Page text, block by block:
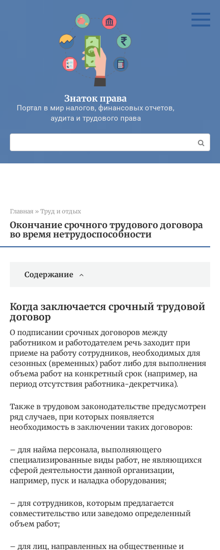
Знаток права
Портал в мир налогов, финансовых отчетов,
аудита и трудового права
Поиск:
Главная » Труд и отдых
Окончание срочного трудового договора
во время нетрудоспособности
Содержание
Когда заключается срочный трудовой
договор
О подписании срочных договоров между
работником и работодателем речь заходит при
приеме на работу сотрудников, необходимых для
сезонных (временных) работ либо для выполнения
объема работ на конкретный срок (например, на
период отсутствия работника-декретчика).
Также в трудовом законодательстве предусмотрен
ряд случаев, при которых появляется
необходимость в заключении таких договоров:
– для найма персонала, выполняющего
специализированные виды работ, не являющихся
сферой деятельности данной организации,
например, пуск и наладка оборудования;
– для сотрудников, которым предлагается
совместительство или заведомо определенный
объем работ;
– для лиц, направленных на общественные и